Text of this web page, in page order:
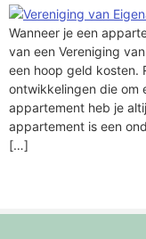
Wanneer je een
van een Vereniging
een hoop geld kosten.
ontwikkelingen die om
appartement heb je
appartement is een
[…]